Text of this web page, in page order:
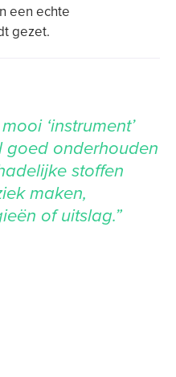
een echte
gezet.
‘instrument’
onderhouden
stoffen
maken,
of uitslag.”